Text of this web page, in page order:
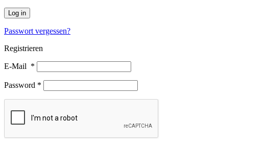
Log in
Passwort vergessen?
Registrieren
E-Mail *
Password *